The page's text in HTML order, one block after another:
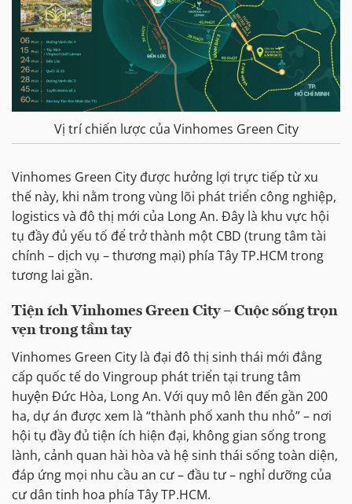
Vị trí chiến lược của Vinhomes Green City
Vinhomes Green City được hưởng lợi trực tiếp từ xu
thế này, khi nằm trong vùng lõi phát triển công nghiệp,
logistics và đô thị mới của Long An. Đây là khu vực hội
tụ đầy đủ yếu tố để trở thành một CBD (trung tâm tài
chính – dịch vụ – thương mại) phía Tây TP.HCM trong
tương lai gần.
Tiện ích Vinhomes Green City – Cuộc sống trọn
vẹn trong tầm tay
Vinhomes Green City là đại đô thị sinh thái mới đẳng
cấp quốc tế do Vingroup phát triển tại trung tâm
huyện Đức Hòa, Long An. Với quy mô lên đến gần 200
ha, dự án được xem là “thành phố xanh thu nhỏ” – nơi
hội tụ đầy đủ tiện ích hiện đại, không gian sống trong
lành, cảnh quan hài hòa và hệ sinh thái sống toàn diện,
đáp ứng mọi nhu cầu an cư – đầu tư – nghỉ dưỡng của
cư dân tinh hoa phía Tây TP.HCM.